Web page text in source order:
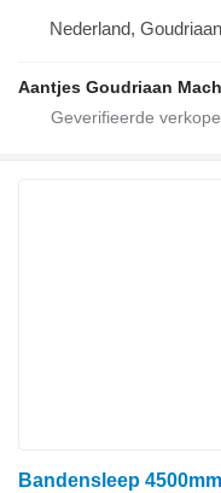
Nederland, Goudriaan
Aantjes Goudriaan
Bandensleep 4500mm